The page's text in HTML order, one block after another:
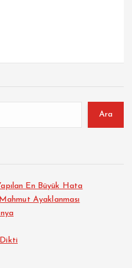
Ara
En Büyük Hata
Ayaklanması
Dikti